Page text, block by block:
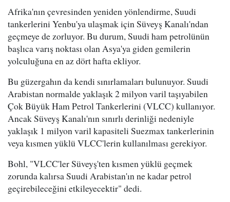
Afrika'nın çevresinden yeniden yönlendirme, Suudi
tankerlerini Yenbu'ya ulaşmak için Süveyş Kanalı'ndan
geçmeye de zorluyor. Bu durum, Suudi ham petrolünün
başlıca varış noktası olan Asya'ya giden gemilerin
yolculuğuna en az dört hafta ekliyor.
Bu güzergahın da kendi sınırlamaları bulunuyor. Suudi
Arabistan normalde yaklaşık 2 milyon varil taşıyabilen
Çok Büyük Ham Petrol Tankerlerini (VLCC) kullanıyor.
Ancak Süveyş Kanalı'nın sınırlı derinliği nedeniyle
yaklaşık 1 milyon varil kapasiteli Suezmax tankerlerinin
veya kısmen yüklü VLCC'lerin kullanılması gerekiyor.
Bohl, "VLCC'ler Süveyş'ten kısmen yüklü geçmek
zorunda kalırsa Suudi Arabistan'ın ne kadar petrol
geçirebileceğini etkileyecektir" dedi.